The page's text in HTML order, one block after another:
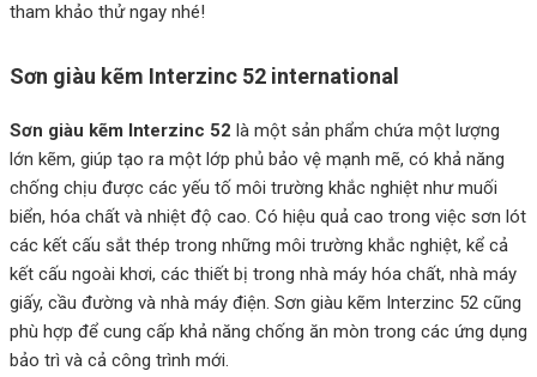
tham khảo thử ngay nhé!
Sơn giàu kẽm Interzinc 52 international
Sơn giàu kẽm Interzinc 52 là một sản phẩm chứa một lượng
lớn kẽm, giúp tạo ra một lớp phủ bảo vệ mạnh mẽ, có khả năng
chống chịu được các yếu tố môi trường khắc nghiệt như muối
biển, hóa chất và nhiệt độ cao. Có hiệu quả cao trong việc sơn lót
các kết cấu sắt thép trong những môi trường khắc nghiệt, kể cả
kết cấu ngoài khơi, các thiết bị trong nhà máy hóa chất, nhà máy
giấy, cầu đường và nhà máy điện. Sơn giàu kẽm Interzinc 52 cũng
phù hợp để cung cấp khả năng chống ăn mòn trong các ứng dụng
bảo trì và cả công trình mới.